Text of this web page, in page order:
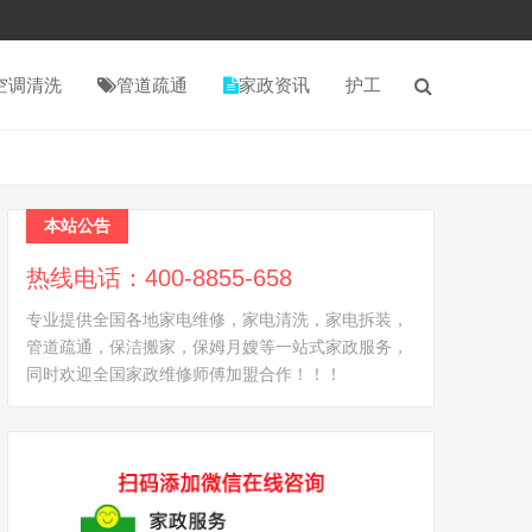
调清洗 管道疏通 家政资讯 护工
本站公告
热线电话：400-8855-658
专业提供全国各地家电维修，家电清洗，家电拆装，
管道疏通，保洁搬家，保姆月嫂等一站式家政服务，
同时欢迎全国家政维修师傅加盟合作！！！